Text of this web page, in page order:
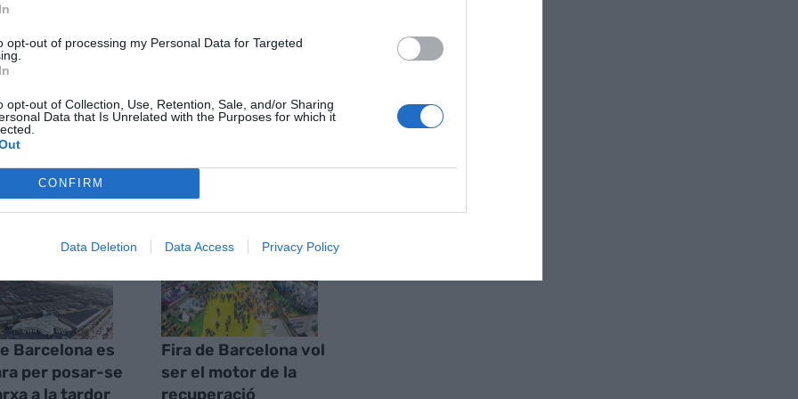
opt-out of processing my Personal Data for Targeted
opt-out of Collection, Use, Retention, Sale, and/or Sharing
Data that Is Unrelated with the Purposes for which it
CONFIRM
Data Deletion Data Access Privacy Policy
preferida de Google de forma
d'actualitat
ACTIVAR ARA
Barcelona es
per posar-se
a la tardor
Fira de Barcelona vol
ser el motor de la
recuperació